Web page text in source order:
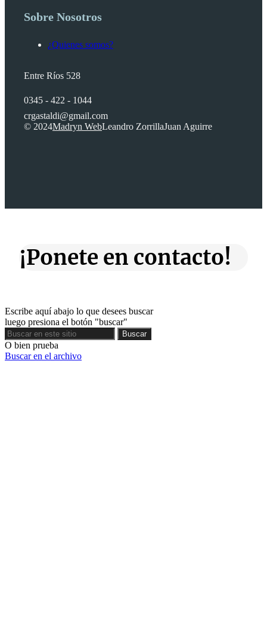
Sobre Nosotros
¿Quienes somos?
Entre Ríos 528
0345 - 422 - 1044
crgastaldi@gmail.com
© 2024Madryn WebLeandro ZorrillaJuan Aguirre
¡Ponete en contacto!
Escribe aquí abajo lo que desees buscar
luego presiona el botón "buscar"
Buscar
Buscar
O bien prueba
Buscar en el archivo